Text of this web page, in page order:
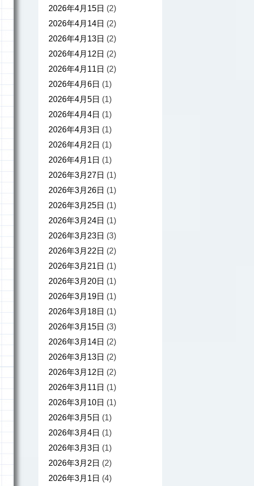
2026年4月15日 (2)
2026年4月14日 (2)
2026年4月13日 (2)
2026年4月12日 (2)
2026年4月11日 (2)
2026年4月6日 (1)
2026年4月5日 (1)
2026年4月4日 (1)
2026年4月3日 (1)
2026年4月2日 (1)
2026年4月1日 (1)
2026年3月27日 (1)
2026年3月26日 (1)
2026年3月25日 (1)
2026年3月24日 (1)
2026年3月23日 (3)
2026年3月22日 (2)
2026年3月21日 (1)
2026年3月20日 (1)
2026年3月19日 (1)
2026年3月18日 (1)
2026年3月15日 (3)
2026年3月14日 (2)
2026年3月13日 (2)
2026年3月12日 (2)
2026年3月11日 (1)
2026年3月10日 (1)
2026年3月5日 (1)
2026年3月4日 (1)
2026年3月3日 (1)
2026年3月2日 (2)
2026年3月1日 (4)